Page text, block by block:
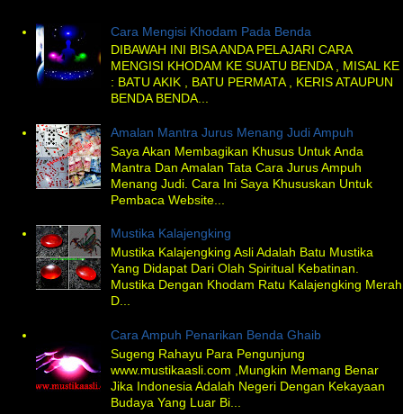
Cara Mengisi Khodam Pada Benda
DIBAWAH INI BISA ANDA PELAJARI CARA
MENGISI KHODAM KE SUATU BENDA , MISAL KE
: BATU AKIK , BATU PERMATA , KERIS ATAUPUN
BENDA BENDA...
Amalan Mantra Jurus Menang Judi Ampuh
Saya Akan Membagikan Khusus Untuk Anda
Mantra Dan Amalan Tata Cara Jurus Ampuh
Menang Judi. Cara Ini Saya Khususkan Untuk
Pembaca Website...
Mustika Kalajengking
Mustika Kalajengking Asli Adalah Batu Mustika
Yang Didapat Dari Olah Spiritual Kebatinan.
Mustika Dengan Khodam Ratu Kalajengking Merah
D...
Cara Ampuh Penarikan Benda Ghaib
Sugeng Rahayu Para Pengunjung
www.mustikaasli.com ,Mungkin Memang Benar
Jika Indonesia Adalah Negeri Dengan Kekayaan
Budaya Yang Luar Bi...